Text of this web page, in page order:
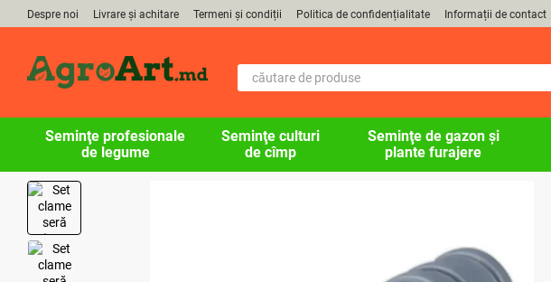
Mergi la conținutul principal
Despre noi Livrare și achitare Termeni și condiții Politica de confidențialitate Informații de contact
Seminţe profesionale
de legume
Seminţe culturi
de cîmp
Seminţe de gazon şi
plante furajere